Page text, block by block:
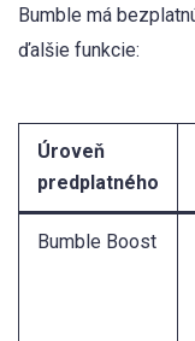
Bumble má
ďalšie funkcie:
Úroveň
predplatného
Bumble Boost